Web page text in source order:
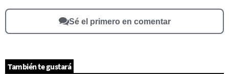
Otro
Sé el primero en comentar
También te gustará